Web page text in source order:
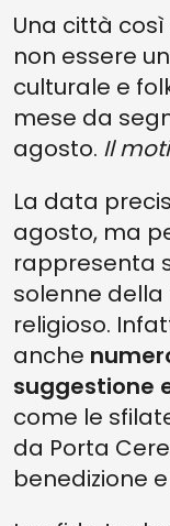
Una città
non essere
culturale e
mese da
agosto. Il
La data
agosto, ma
rappresenta
solenne
religioso.
anche
suggestione
come le
da Porta
benedizione